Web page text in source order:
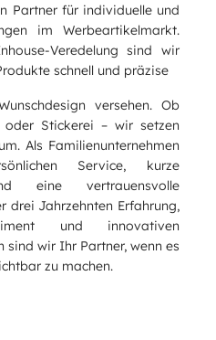
Partner für individuelle und
im Werbeartikelmarkt.
Veredelung sind wir
schnell und präzise
versehen. Ob
oder Stickerei – wir setzen
Als Familienunternehmen
Service, kurze
eine vertrauensvolle
drei Jahrzehnten Erfahrung,
und innovativen
sind wir Ihr Partner, wenn es
zu machen.